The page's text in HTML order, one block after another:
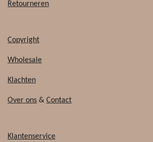
Retourneren
Copyright
Wholesale
Klachten
Over ons & Contact
Klantenservice